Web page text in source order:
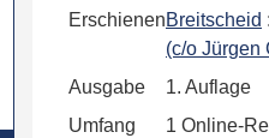
ErschienenBreitscheid
(c/o Jürgen
Ausgabe
1. Auflage
Umfang
1 Online-